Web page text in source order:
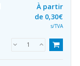
À partir
de 0,30€
s/TVA